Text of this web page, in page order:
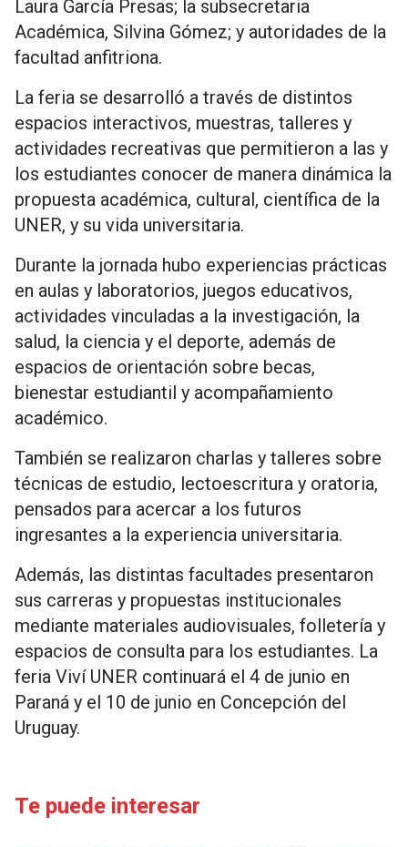
Laura García Presas; la subsecretaria
Académica, Silvina Gómez; y autoridades de la
facultad anfitriona.
La feria se desarrolló a través de distintos
espacios interactivos, muestras, talleres y
actividades recreativas que permitieron a las y
los estudiantes conocer de manera dinámica la
propuesta académica, cultural, científica de la
UNER, y su vida universitaria.
Durante la jornada hubo experiencias prácticas
en aulas y laboratorios, juegos educativos,
actividades vinculadas a la investigación, la
salud, la ciencia y el deporte, además de
espacios de orientación sobre becas,
bienestar estudiantil y acompañamiento
académico.
También se realizaron charlas y talleres sobre
técnicas de estudio, lectoescritura y oratoria,
pensados para acercar a los futuros
ingresantes a la experiencia universitaria.
Además, las distintas facultades presentaron
sus carreras y propuestas institucionales
mediante materiales audiovisuales, folletería y
espacios de consulta para los estudiantes. La
feria Viví UNER continuará el 4 de junio en
Paraná y el 10 de junio en Concepción del
Uruguay.
Te puede interesar